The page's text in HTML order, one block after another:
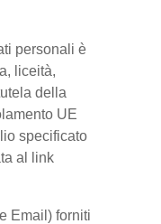
personali è
liceità,
della
UE
specificato
al link
Email) forniti